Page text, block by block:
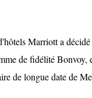
Marriott a
de fidélité Bonvoy,
de longue date de